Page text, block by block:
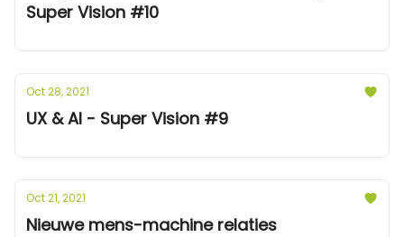
Super Vision #10
Oct 28, 2021
UX & AI - Super Vision #9
Oct 21, 2021
Nieuwe mens-machine relaties